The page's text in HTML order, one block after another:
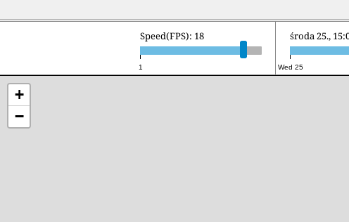
1
Speed(FPS): 18
Wed 25
środa 25.,
+
−